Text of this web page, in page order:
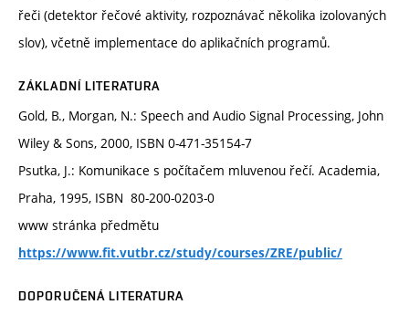
řeči (detektor řečové aktivity, rozpoznávač několika izolovaných
slov), včetně implementace do aplikačních programů.
ZÁKLADNÍ LITERATURA
Gold, B., Morgan, N.: Speech and Audio Signal Processing, John
Wiley & Sons, 2000, ISBN 0-471-35154-7
Psutka, J.: Komunikace s počítačem mluvenou řečí. Academia,
Praha, 1995, ISBN 80-200-0203-0
www stránka předmětu
https://www.fit.vutbr.cz/study/courses/ZRE/public/
DOPORUČENÁ LITERATURA